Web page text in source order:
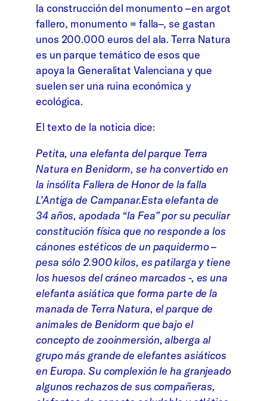
la construcción del monumento –en argot
fallero, monumento = falla–, se gastan
unos 200.000 euros del ala. Terra Natura
es un parque temático de esos que
apoya la Generalitat Valenciana y que
suelen ser una ruina económica y
ecológica.
El texto de la noticia dice:
Petita, una elefanta del parque Terra
Natura en Benidorm, se ha convertido en
la insólita Fallera de Honor de la falla
L’Antiga de Campanar.Esta elefanta de
34 años, apodada “la Fea” por su peculiar
constitución física que no responde a los
cánones estéticos de un paquidermo –
pesa sólo 2.900 kilos, es patilarga y tiene
los huesos del cráneo marcados -, es una
elefanta asiática que forma parte de la
manada de Terra Natura, el parque de
animales de Benidorm que bajo el
concepto de zooinmersión, alberga al
grupo más grande de elefantes asiáticos
en Europa. Su complexión le ha granjeado
algunos rechazos de sus compañeras,